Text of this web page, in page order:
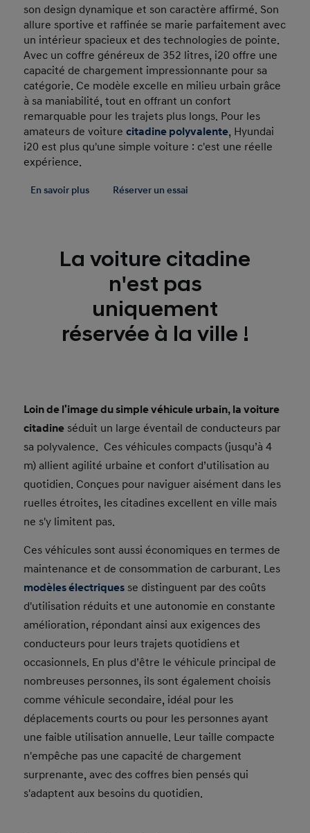
son design dynamique et son caractère affirmé. Son
allure sportive et raffinée se marie parfaitement avec
un intérieur spacieux et des technologies de pointe.
Avec un coffre généreux de 352 litres, i20 offre une
capacité de chargement impressionnante pour sa
catégorie. Ce modèle excelle en milieu urbain grâce
à sa maniabilité, tout en offrant un confort
remarquable pour les trajets plus longs. Pour les
amateurs de voiturecitadine polyvalente, Hyundai
i20 est plus qu'une simple voiture : c'est une réelle
expérience.
En savoir plus Réserver un essai
La voiture citadine
n'est pas
uniquement
réservée à la ville !
Loin de l'image du simple véhicule urbain, la voiture
citadine séduit un large éventail de conducteurs par
sa polyvalence. Ces véhicules compacts (jusqu’à 4
m) allient agilité urbaine et confort d’utilisation au
quotidien. Conçues pour naviguer aisément dans les
ruelles étroites, les citadines excellent en ville mais
ne s'y limitent pas.
Ces véhicules sont aussi économiques en termes de
maintenance et de consommation de carburant. Les
modèles électriques se distinguent par des coûts
d'utilisation réduits et une autonomie en constante
amélioration, répondant ainsi aux exigences des
conducteurs pour leurs trajets quotidiens et
occasionnels. En plus d’être le véhicule principal de
nombreuses personnes, ils sont également choisis
comme véhicule secondaire, idéal pour les
déplacements courts ou pour les personnes ayant
une faible utilisation annuelle. Leur taille compacte
n'empêche pas une capacité de chargement
surprenante, avec des coffres bien pensés qui
s'adaptent aux besoins du quotidien.